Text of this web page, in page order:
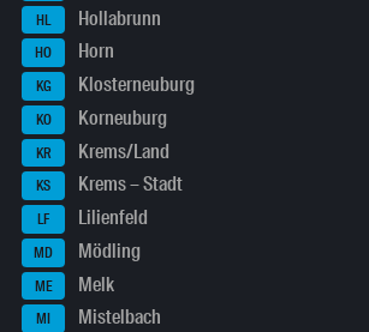
HL Hollabrunn
HO Horn
KG Klosterneuburg
KO Korneuburg
KR Krems/Land
KS Krems – Stadt
LF Lilienfeld
MD Mödling
ME Melk
MI Mistelbach